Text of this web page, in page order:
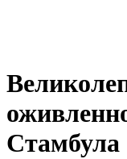
Стамбула